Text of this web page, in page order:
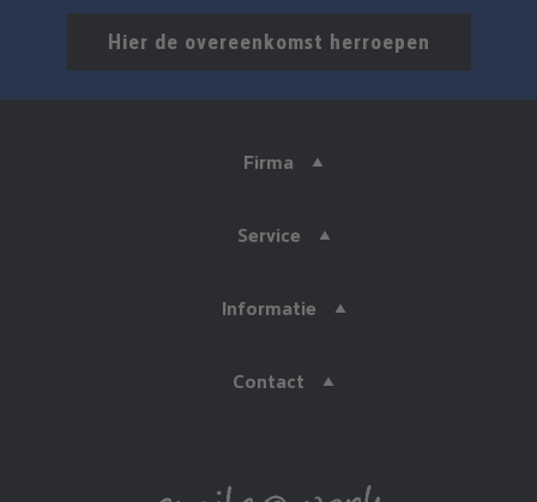
Hier de overeenkomst herroepen
Firma
Service
Informatie
Contact